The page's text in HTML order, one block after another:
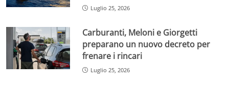
Luglio 25, 2026
Carburanti, Meloni e Giorgetti
preparano un nuovo decreto per
frenare i rincari
Luglio 25, 2026